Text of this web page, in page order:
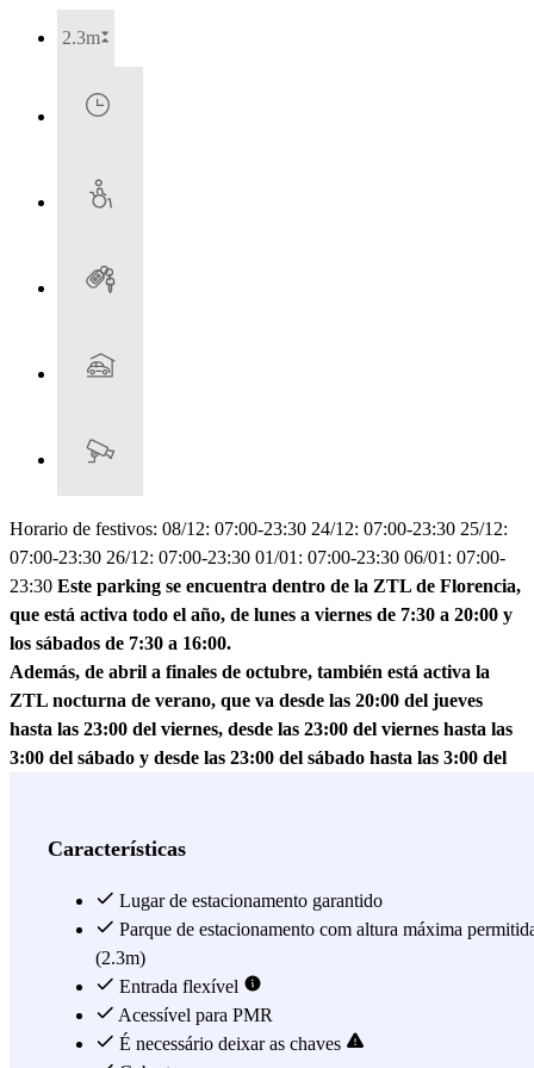
2.3m
Horario de festivos: 08/12: 07:00-23:30 24/12: 07:00-23:30 25/12:
07:00-23:30 26/12: 07:00-23:30 01/01: 07:00-23:30 06/01: 07:00-
23:30 Este parking se encuentra dentro de la ZTL de Florencia,
que está activa todo el año, de lunes a viernes de 7:30 a 20:00 y
los sábados de 7:30 a 16:00.
Además, de abril a finales de octubre, también está activa la
ZTL nocturna de verano, que va desde las 20:00 del jueves
hasta las 23:00 del viernes, desde las 23:00 del viernes hasta las
3:00 del sábado y desde las 23:00 del sábado hasta las 3:00 del
acceder a este parking, ya que se encuentra dentro de la ZTL.
HORARIO AGOSTO: L-S 06:30-00:30; D y 15 agosto 07:00-
13:00 y 17:30-23:30.
El parking abre los días festivos: 07:00-23:30.
Características
Lugar de estacionamento garantido
Parque de estacionamento com altura máxima
(2.3m)
Entrada flexível
Acessível para PMR
É necessário deixar as chaves